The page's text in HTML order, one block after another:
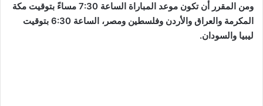
ومن المقرر أن تكون موعد المباراة الساعة 7:30 مساءً بتوقيت مكة
المكرمة والعراق والأردن وفلسطين ومصر، الساعة 6:30 بتوقيت
ليبيا والسودان.